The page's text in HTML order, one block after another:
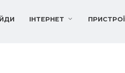
ІНТЕРНЕТ ПРИСТРОЇ